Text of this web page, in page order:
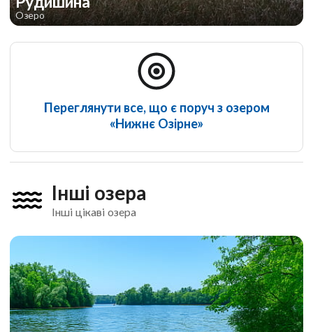
Озеро
Переглянути все, що є поруч з озером
«Нижнє Озірне»
Інші озера
Інші цікаві озера